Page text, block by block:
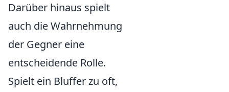
Darüber hinaus spielt
auch die Wahrnehmung
der Gegner eine
entscheidende Rolle.
Spielt ein Bluffer zu oft,